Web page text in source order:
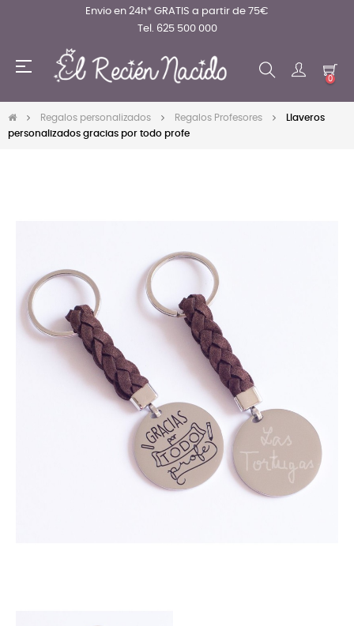
Envio en 24h* GRATIS a partir de 75€
Tel. 625 500 000
Navegación
☰
0
Regalos personalizados Regalos Profesores
Llaveros
personalizados gracias por todo profe